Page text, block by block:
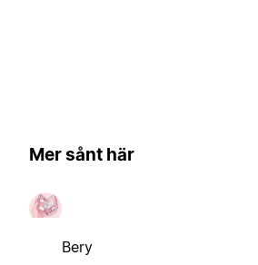
Mer sånt här
Bery